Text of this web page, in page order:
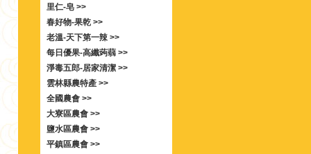
里仁-皂 >>
春好物-果乾 >>
老溫-天下第一辣 >>
每日優果-高纖蒟蒻 >>
淨毒五郎-居家清潔 >>
雲林縣農特產 >>
全國農會 >>
大寮區農會 >>
鹽水區農會 >>
平鎮區農會 >>